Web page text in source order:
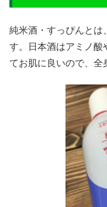
純米酒・すっぴんとは
す。日本酒はアミノ酸
てお肌に良いので、全